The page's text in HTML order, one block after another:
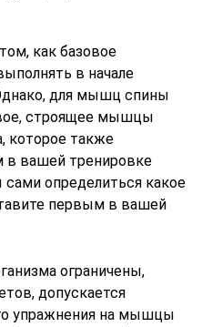
как базовое
в начале
для мышц спины
строящее мышцы
которое также
в вашей тренировке
определиться какое
первым в вашей
ограничены,
допускается
упражнения на мышцы